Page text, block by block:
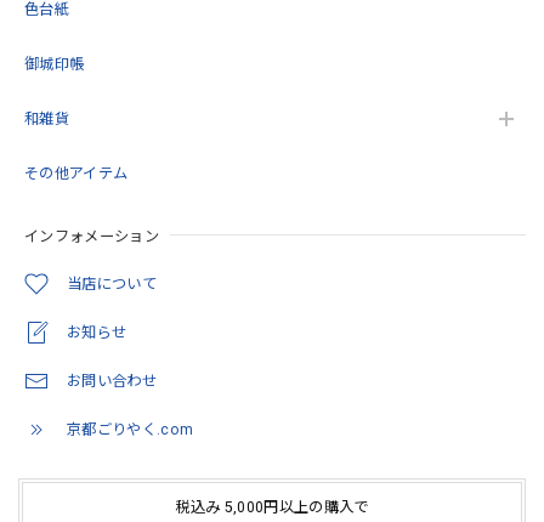
色台紙
御城印帳
和雑貨
その他アイテム
インフォメーション
当店について
お知らせ
お問い合わせ
京都ごりやく.com
税込み 5,000円以上の購入で
とても綺麗でした。 いろんな思いを…COLORで観た価値に
変わってたように… 隙間を穴埋めするような感覚が安心感
に。 繋がってるように思います。
います。 また機会がありましたらよろしくお願